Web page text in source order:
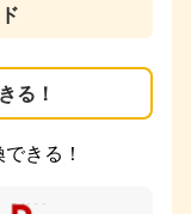
る！
きる！